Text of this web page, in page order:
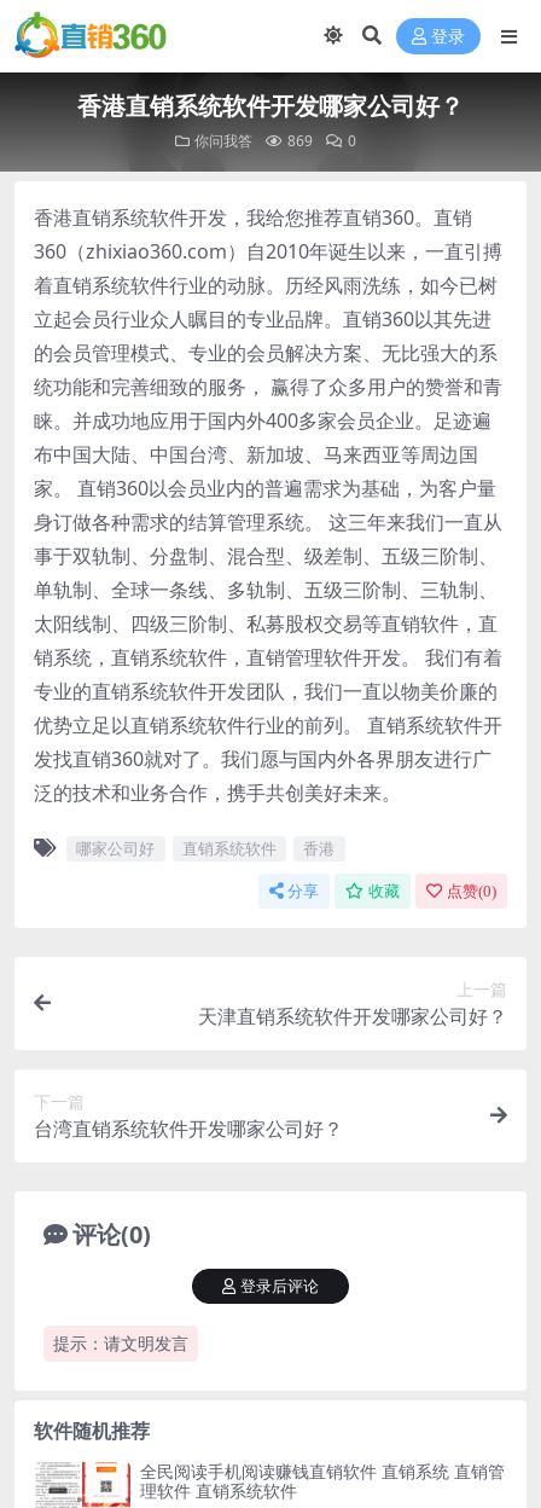
登录
香港直销系统软件开发哪家公司好？
你问我答 869 0
香港直销系统软件开发，我给您推荐直销360。直销
360（zhixiao360.com）自2010年诞生以来，一直引搏
着直销系统软件行业的动脉。历经风雨洗练，如今已树
立起会员行业众人瞩目的专业品牌。直销360以其先进
的会员管理模式、专业的会员解决方案、无比强大的系
统功能和完善细致的服务， 赢得了众多用户的赞誉和青
睐。并成功地应用于国内外400多家会员企业。足迹遍
布中国大陆、中国台湾、新加坡、马来西亚等周边国
家。 直销360以会员业内的普遍需求为基础，为客户量
身订做各种需求的结算管理系统。 这三年来我们一直从
事于双轨制、分盘制、混合型、级差制、五级三阶制、
单轨制、全球一条线、多轨制、五级三阶制、三轨制、
太阳线制、四级三阶制、私募股权交易等直销软件，直
销系统，直销系统软件，直销管理软件开发。 我们有着
专业的直销系统软件开发团队，我们一直以物美价廉的
优势立足以直销系统软件行业的前列。 直销系统软件开
发找直销360就对了。我们愿与国内外各界朋友进行广
泛的技术和业务合作，携手共创美好未来。
哪家公司好 直销系统软件 香港
分享 收藏 点赞(0)
上一篇
天津直销系统软件开发哪家公司好？
下一篇
台湾直销系统软件开发哪家公司好？
评论(0)
提示：请文明发言
登录后评论
软件随机推荐
全民阅读手机阅读赚钱直销软件 直销系统 直销管
理软件 直销系统软件